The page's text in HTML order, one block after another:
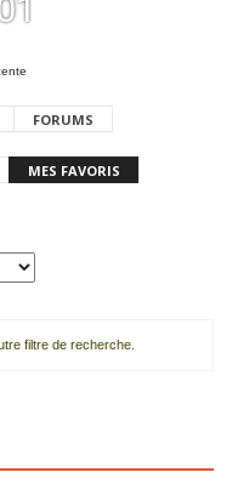
FORUMS
MES FAVORIS
filtre de recherche.